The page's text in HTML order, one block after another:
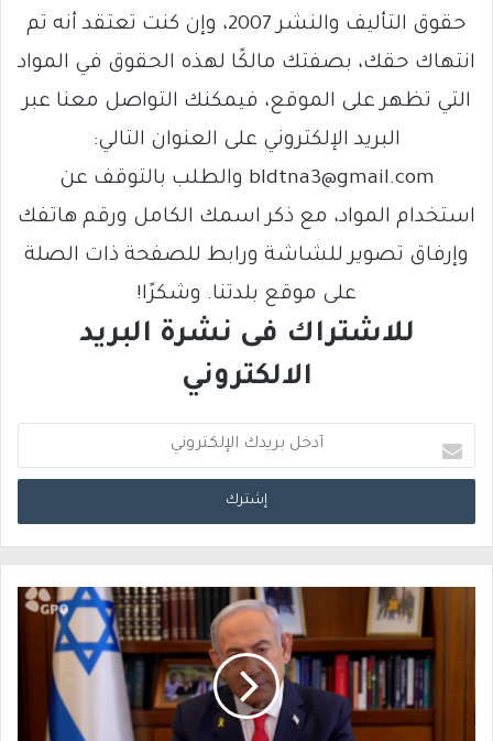
حقوق التأليف والنشر 2007، وإن كنت تعتقد أنه تم
انتهاك حقك، بصفتك مالكًا لهذه الحقوق في المواد
التي تظهر على الموقع، فيمكنك التواصل معنا عبر
البريد الإلكتروني على العنوان التالي:
bldtna3@gmail.com والطلب بالتوقف عن
استخدام المواد، مع ذكر اسمك الكامل ورقم هاتفك
وإرفاق تصوير للشاشة ورابط للصفحة ذات الصلة
على موقع بلدتنا. وشكرًا!
للاشتراك فى نشرة البريد
الالكتروني
د
خ
د